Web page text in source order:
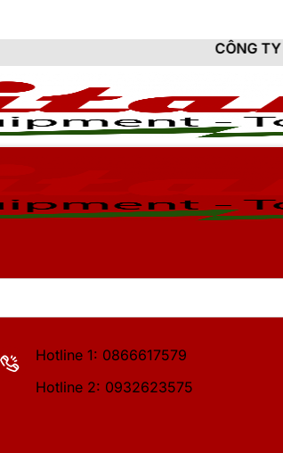
CÔNG TY TNHH THIẾT BỊ
Hotline 1: 0866617579
Hotline 2: 0932623575